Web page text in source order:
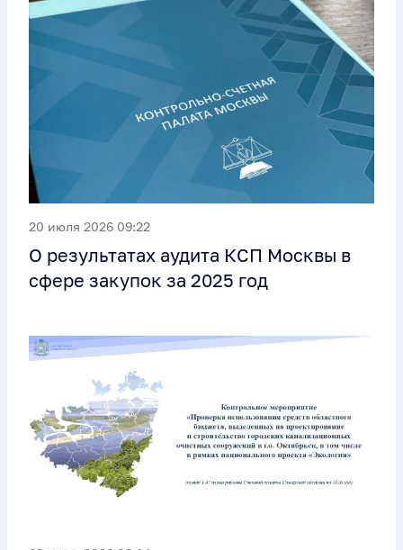
20 июля 2026 09:22
О результатах аудита КСП Москвы в
сфере закупок за 2025 год